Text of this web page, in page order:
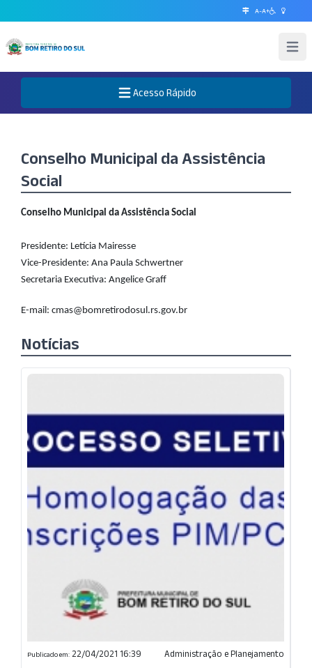
A-A+
Abrir
Abre o Menu
Acesso Rápido
Conselho Municipal da Assistência
Social
Conselho Municipal da Assistência Social
Presidente: Letícia Mairesse
Vice-Presidente: Ana Paula Schwertner
Secretaria Executiva: Angelice Graff
E-mail: cmas@bomretirodosul.rs.gov.br
Notícias
Publicado em: 22/04/2021 16:39 Administração e Planejamento